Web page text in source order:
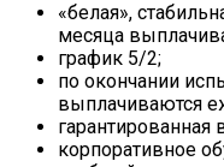
«белая»,
месяца
график 5/2;
по окончании
выплачиваются
корпоративное